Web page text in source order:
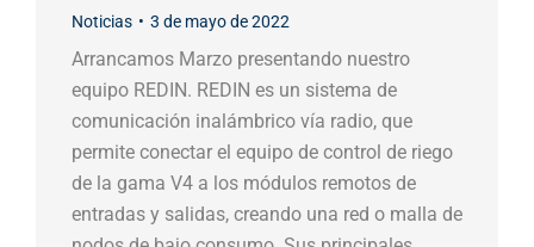
Noticias 3 de mayo de 2022
Arrancamos Marzo presentando nuestro
equipo REDIN. REDIN es un sistema de
comunicación inalámbrico vía radio, que
permite conectar el equipo de control de riego
de la gama V4 a los módulos remotos de
entradas y salidas, creando una red o malla de